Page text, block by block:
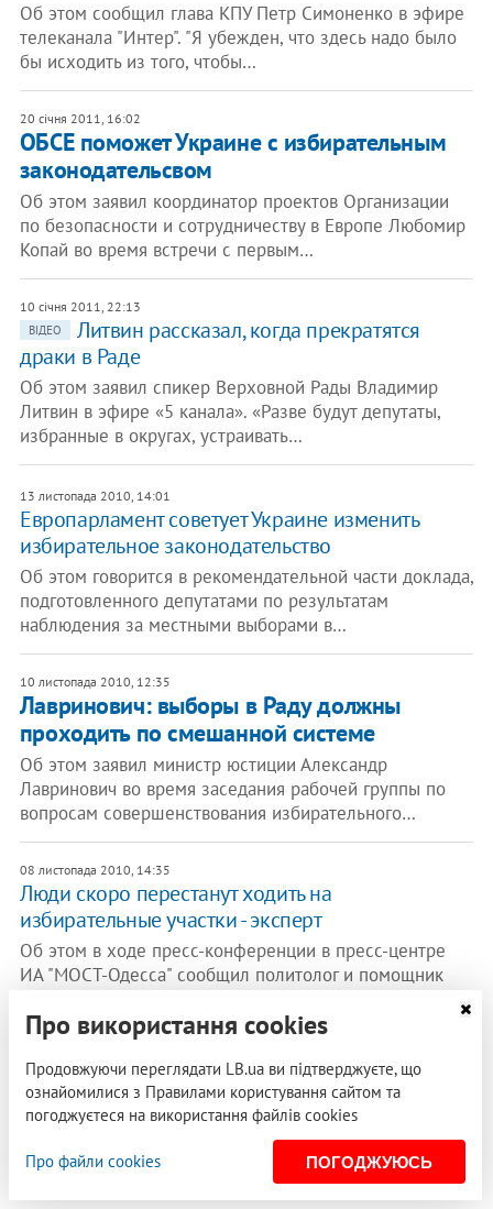
Об этом сообщил глава КПУ Петр Симоненко в эфире
телеканала "Интер". "Я убежден, что здесь надо было
бы исходить из того, чтобы…
20 січня 2011, 16:02
ОБСЕ поможет Украине с избирательным
законодательсвом
Об этом заявил координатор проектов Организации
по безопасности и сотрудничеству в Европе Любомир
Копай во время встречи с первым…
10 січня 2011, 22:13
ВІДЕО
Литвин рассказал, когда прекратятся
драки в Раде
Об этом заявил спикер Верховной Рады Владимир
Литвин в эфире «5 канала». «Разве будут депутаты,
избранные в округах, устраивать…
13 листопада 2010, 14:01
Европарламент советует Украине изменить
избирательное законодательство
Об этом говорится в рекомендательной части доклада,
подготовленного депутатами по результатам
наблюдения за местными выборами в…
10 листопада 2010, 12:35
Лавринович: выборы в Раду должны
проходить по смешанной системе
Об этом заявил министр юстиции Александр
Лавринович во время заседания рабочей группы по
вопросам совершенствования избирательного…
08 листопада 2010, 14:35
Люди скоро перестанут ходить на
избирательные участки - эксперт
Об этом в ходе пресс-конференции в пресс-центре
ИА "МОСТ-Одесса" сообщил политолог и помощник
В Одесской области перед проведением
выборов подкупали избирателей - прокуратура
Всего в правоохранительные органы было направлено
83 обращения. По одному из них возбуждено
уголовное дело, в связи с подкупом…
Про використання cookies
Продовжуючи переглядати LB.ua ви підтверджуєте, що
ознайомилися з Правилами користування сайтом та
погоджуєтеся на використання файлів cookies
Про файли cookies ПОГОДЖУЮСЬ